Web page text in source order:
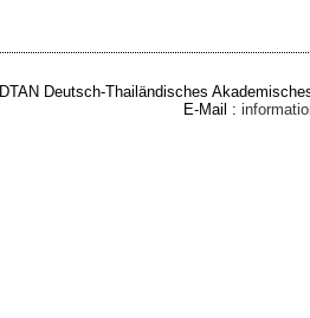
DTAN Deutsch-Thailändisches
E-Mail :